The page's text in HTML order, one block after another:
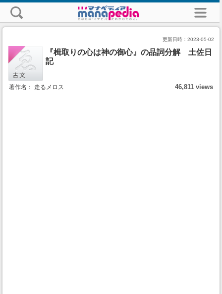
更新日時： 2023-05-02
『楫取りの心は神の御心』の品詞分解 土佐日
記
著作名： 走るメロス 46,811 views